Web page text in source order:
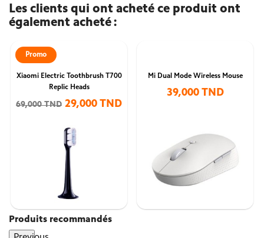
Les clients qui ont acheté ce produit ont
également acheté :
Xiaomi Electric Toothbrush T700
Replic Heads
69,000 TND 29,000 TND
Promo
Mi Dual Mode Wireless Mouse
39,000 TND
Produits recommandés